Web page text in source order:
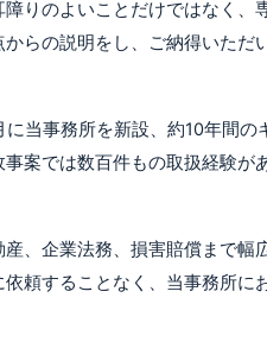
りのよいことだけではなく、
らの説明をし、ご納得いただ
当事務所を新設、約10年間の
案では数百件もの取扱経験が
、企業法務、損害賠償まで幅
頼することなく、当事務所に